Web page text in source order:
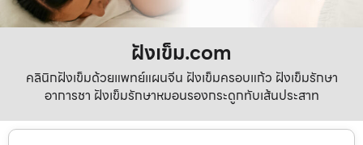
ฝังเข็ม.com
คลินิกฝังเข็มด้วยแพทย์แผนจีน ฝังเข็มครอบแก้ว ฝังเข็มรักษา
อาการชา ฝังเข็มรักษาหมอนรองกระดูกทับเส้นประสาท